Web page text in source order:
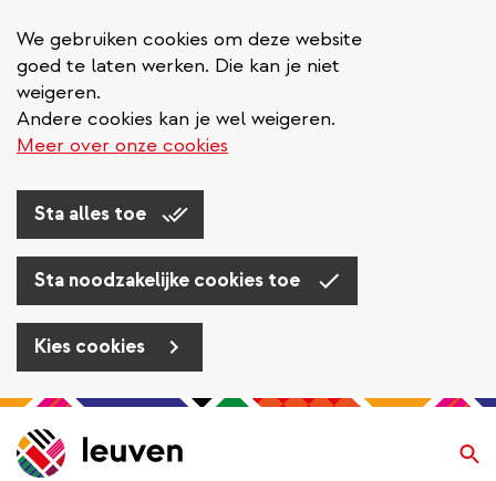
We gebruiken cookies om deze website
goed te laten werken. Die kan je niet
weigeren.
Andere cookies kan je wel weigeren.
Meer over onze cookies
Sta alles toe
Sta noodzakelijke cookies toe
Kies cookies
Overslaan
en
naar